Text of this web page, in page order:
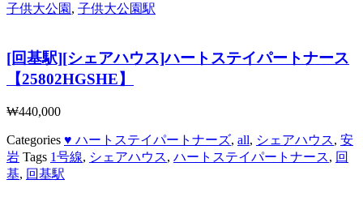
子供大公園 , 子供大公園駅
[回基駅][シェアハウス]ハートステイパートナース
【25802HGSHE】
₩440,000
Categories ♥ ハートステイパートナーズ, all, シェアハウス, 安
岩 Tags 1号線, シェアハウス, ハートステイパートナース, 回
基, 回基駅